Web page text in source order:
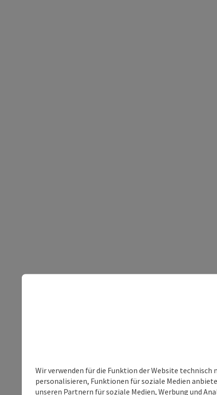
Wir verwenden für die Funktion der Website
personalisieren, Funktionen für soziale Medien
unseren Partnern für soziale Medien, Werbung und